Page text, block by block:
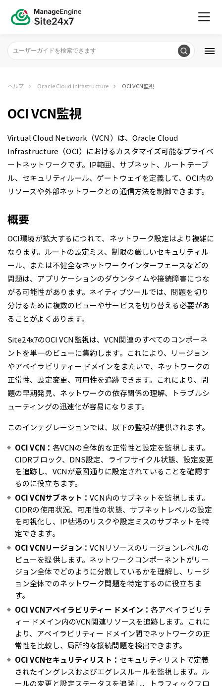
ヘルプ Oracle Cloud Infrastructure OCI VCN監視
OCI VCN監視
Virtual Cloud Network（VCN）は、Oracle Cloud
Infrastructure（OCI）におけるカスタマイズ可能なプライベ
ートネットワークです。IP範囲、サブネット、ルートテーブ
ル、セキュリティルール、ゲートウェイを定義して、OCI内の
リソースや外部ネットワークとの通信方法を制御できます。
概要
OCI環境が拡大するにつれて、ネットワーク設定はより複雑に
なります。ルートの設定ミス、制限の厳しいセキュリティル
ール、または不健全なネットワークインターフェースなどの
問題は、アプリケーションのダウンタイムや接続障害につな
がる可能性があります。ネイティブツールでは、問題を切り
分けるために複数のビューやサービスを切り替える必要があ
ることがよくあります。
Site24x7のOCI VCN監視は、VCN関連のすべてのコンポーネ
ントを単一のビューに集約します。これにより、リージョン
やアベイラビリティー ドメインをまたいで、ネットワークの
正常性、設定変更、可用性を追跡できます。これにより、問
題の早期発見、ネットワークの依存関係の理解、トラブルシ
ューティングの迅速化が容易になります。
このインテグレーションでは、以下の監視が提供されます。
OCI VCN： 各VCNの全体的な正常性と設定を監視します。
CIDRブロック、DNS設定、ライフサイクル状態、設定変更
を追跡し、VCNが意図通りに設定されていることを確認す
るのに役立ちます。
OCI VCNサブネット：VCN内のサブネットを監視します。
CIDRの使用状況、可用性の状態、サブネットレベルの設定
を可視化し、IP枯渇のリスクや設定ミスのサブネットを特
定できます。
OCI VCNリージョン：VCNリソースのリージョンレベルの
ビューを提供します。ネットワークコンポーネントがリー
ジョン全体でどのように分散しているかを理解し、リージ
ョン全体でのネットワーク問題を特定するのに役立ちま
す。
OCI VCNアベイラビリティー ドメイン：各アベイラビリテ
ィー ドメイン内のVCN関連リソースを追跡します。これに
より、アベイラビリティー ドメイン間でネットワークの正
常性を比較し、局所的な接続問題を検出できます。
OCI VCNセキュリティリスト： セキュリティリストで定義
されたイングレスおよびエグレスルールを監視します。ル
ールの変更と設定ステータスを追跡し、トラフィックフロ